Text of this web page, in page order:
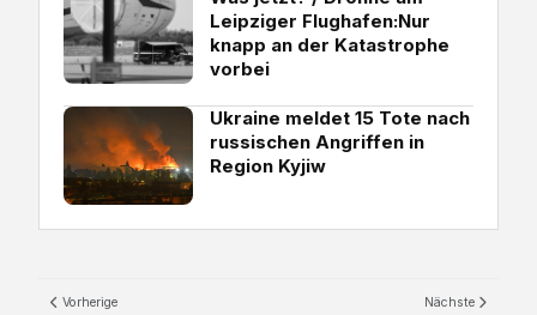
Leipziger Flughafen:Nur
knapp an der Katastrophe
vorbei
Ukraine meldet 15 Tote nach
russischen Angriffen in
Region Kyjiw
Vorherige Nächste